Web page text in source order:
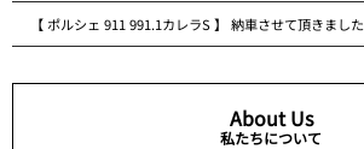
【 ポルシェ 911 991.1カレラS 】 納車させて頂きました
About Us
私たちについて